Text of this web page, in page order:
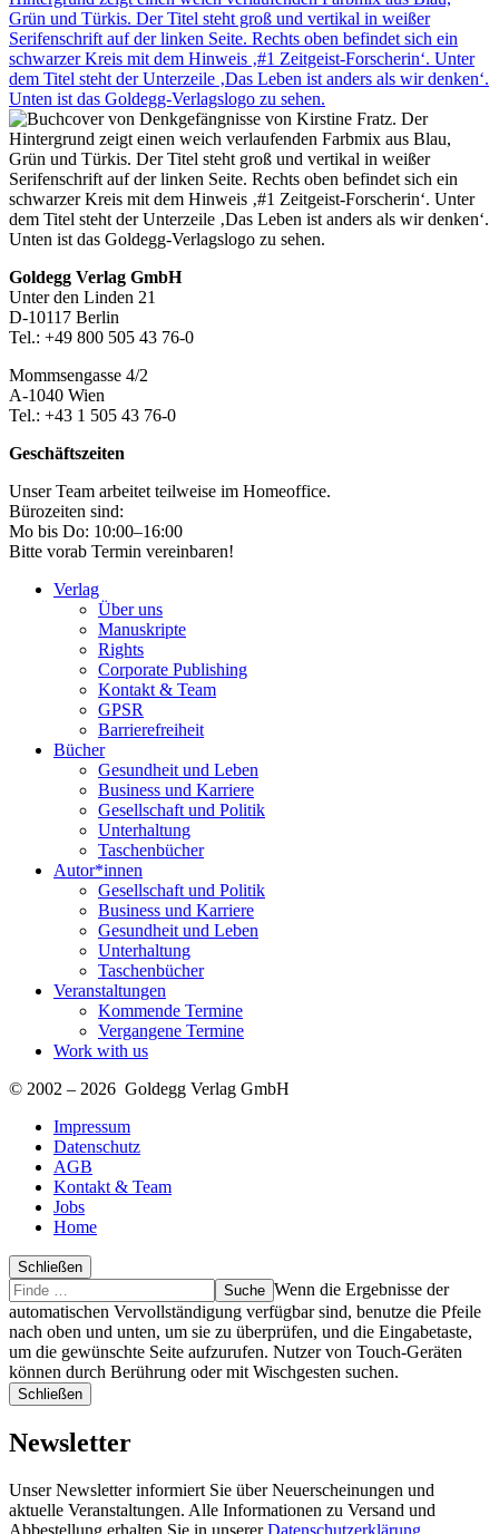
Footer-
Section
Goldegg Verlag GmbH
Unter den Linden 21
D-10117 Berlin
Tel.: +49 800 505 43 76-0
Mommsengasse 4/2
A-1040 Wien
Tel.: +43 1 505 43 76-0
Geschäftszeiten
Unser Team arbeitet teilweise im Homeoffice.
Bürozeiten sind:
Mo bis Do: 10:00–16:00
Bitte vorab Termin vereinbaren!
Verlag
Über uns
Manuskripte
Rights
Corporate Publishing
Kontakt & Team
GPSR
Barrierefreiheit
Bücher
Gesundheit und Leben
Business und Karriere
Gesellschaft und Politik
Unterhaltung
Taschenbücher
Autor*innen
Gesellschaft und Politik
Business und Karriere
Gesundheit und Leben
Unterhaltung
Taschenbücher
Veranstaltungen
Kommende Termine
Vergangene Termine
Work with us
© 2002 – 2026 Goldegg Verlag GmbH
Impressum
Datenschutz
AGB
Kontakt & Team
Jobs
Home
Schließen
Suche
Finde
…
Wenn die Ergebnisse der
automatischen Vervollständigung verfügbar sind, benutze die Pfeile
nach oben und unten, um sie zu überprüfen, und die Eingabetaste,
um die gewünschte Seite aufzurufen. Nutzer von Touch-Geräten
können durch Berührung oder mit Wischgesten suchen.
Schließen
Newsletter
Unser Newsletter informiert Sie über Neuerscheinungen und
aktuelle Veranstaltungen. Alle Informationen zu Versand und
Abbestellung erhalten Sie in unsererDatenschutzerklärung